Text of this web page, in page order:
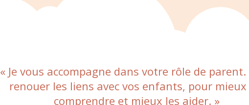
« Je vous accompagne dans votre rôle de
renouer les liens avec vos enfants, pour mieux
comprendre et mieux les aider. »